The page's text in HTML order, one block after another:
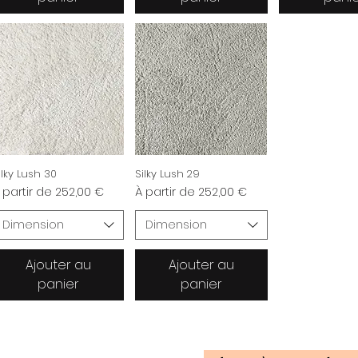
Lush 30
partir de 252,00 €
promotionnel
Dimension
Ajouter au
panier
Silky Lush 29
À partir de 252,00 €
Prix promotionnel
Dimension
Ajouter au
panier